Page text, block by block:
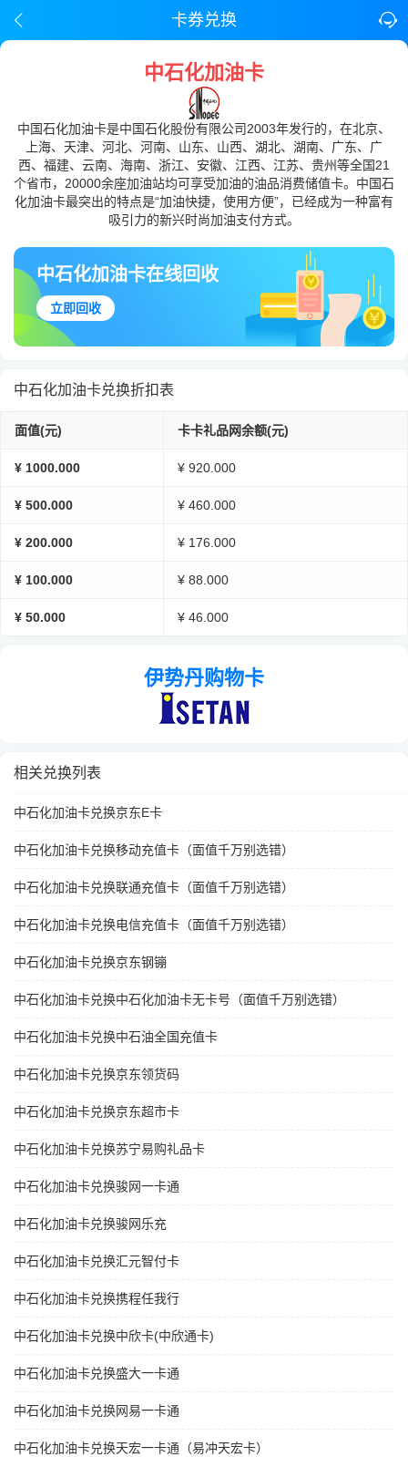
卡券兑换
中石化加油卡
中国石化加油卡是中国石化股份有限公司2003年发行的，在北京、
上海、天津、河北、河南、山东、山西、湖北、湖南、广东、广
西、福建、云南、海南、浙江、安徽、江西、江苏、贵州等全国21
个省市，20000余座加油站均可享受加油的油品消费储值卡。中国石
化加油卡最突出的特点是“加油快捷，使用方便”，已经成为一种富有
吸引力的新兴时尚加油支付方式。
中石化加油卡在线回收
立即回收
中石化加油卡兑换折扣表
面值(元) 卡卡礼品网余额(元)
¥ 1000.000 ¥ 920.000
¥ 500.000 ¥ 460.000
¥ 200.000 ¥ 176.000
¥ 100.000 ¥ 88.000
¥ 50.000 ¥ 46.000
伊势丹购物卡
相关兑换列表
中石化加油卡兑换京东E卡
中石化加油卡兑换移动充值卡（面值千万别选错）
中石化加油卡兑换联通充值卡（面值千万别选错）
中石化加油卡兑换电信充值卡（面值千万别选错）
中石化加油卡兑换京东钢镚
中石化加油卡兑换中石化加油卡无卡号（面值千万别选错）
中石化加油卡兑换中石油全国充值卡
中石化加油卡兑换京东领货码
中石化加油卡兑换京东超市卡
中石化加油卡兑换苏宁易购礼品卡
中石化加油卡兑换骏网一卡通
中石化加油卡兑换骏网乐充
中石化加油卡兑换汇元智付卡
中石化加油卡兑换携程任我行
中石化加油卡兑换中欣卡(中欣通卡)
中石化加油卡兑换盛大一卡通
中石化加油卡兑换网易一卡通
中石化加油卡兑换天宏一卡通（易冲天宏卡）